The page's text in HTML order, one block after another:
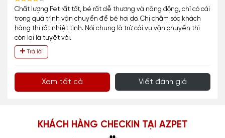
Chất lượng Pet rất tốt, bé rất dễ thương và năng động, chỉ có cái
trong quá trình vận chuyển để bé hơi dơ. Chị chăm sóc khách
hàng thì rất nhiệt tình. Nói chung là trừ cái vụ vận chuyển thì
còn lại là tuyệt vời.
Trả lời
Xem tất cả Viết đánh giá
KHÁCH HÀNG CHECKIN TẠI AZPET